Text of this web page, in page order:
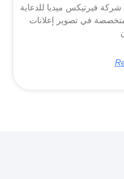
شركة فيرتيكس ميديا للدعاية
في تصوير إعلانات